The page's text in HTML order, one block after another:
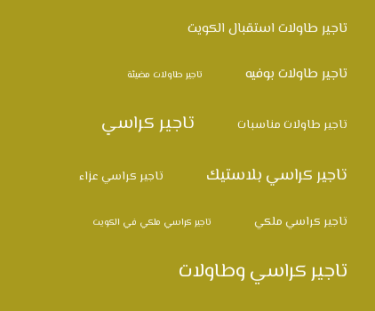
تاجير طاولات استقبال الكويت
تاجير طاولات بوفيه تاجير طاولات مضيئة
تاجير طاولات مناسبات تاجير كراسي
تاجير كراسي بلاستيك تاجير كراسي عزاء
تاجير كراسي ملكي تاجير كراسي ملكي في الكويت
تاجير كراسي وطاولات